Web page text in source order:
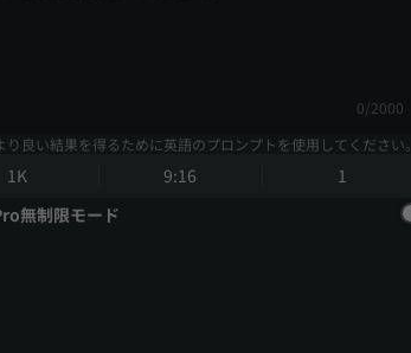
0/2000
り良い結果を得るために英語のプロンプトを使用してください。
1K 9:16
1
無制限モード